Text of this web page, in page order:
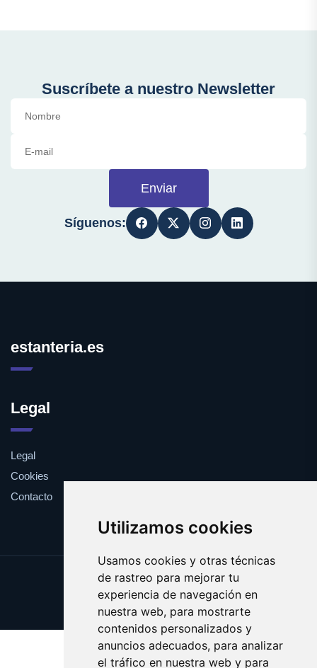
Utilizamos cookies
Usamos cookies y otras técnicas
de rastreo para mejorar tu
experiencia de navegación en
nuestra web, para mostrarte
contenidos personalizados y
anuncios adecuados, para analizar
el tráfico en nuestra web y para
Suscríbete a nuestro Newsletter
Enviar
Síguenos:
estanteria.es
Legal
Legal
Cookies
Contacto
Update cookies preferences
Copyright © 2025 estanteria.es